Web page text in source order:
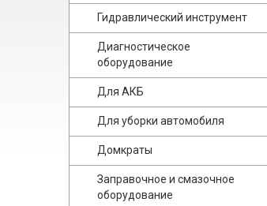
Гидравлический инструмент
Диагностическое
оборудование
Для АКБ
Для уборки автомобиля
Домкраты
Заправочное и смазочное
оборудование